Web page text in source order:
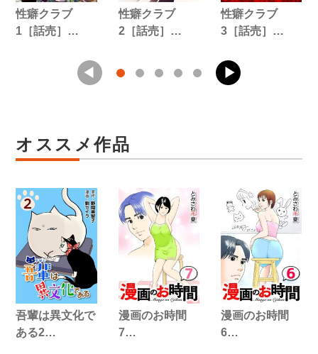
性癖クラブ
1［話売］…
性癖クラブ
2［話売］…
性癖クラブ
3［話売］…
オススメ作品
吾輩は異文化で
ある2…
漫画のお時間
7…
漫画のお時間
6…